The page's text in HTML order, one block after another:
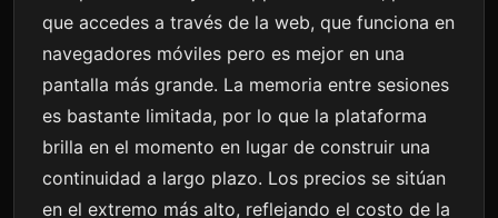
que accedes a través de la web, que funciona en
navegadores móviles pero es mejor en una
pantalla más grande. La memoria entre sesiones
es bastante limitada, por lo que la plataforma
brilla en el momento en lugar de construir una
continuidad a largo plazo. Los precios se sitúan
en el extremo más alto, reflejando el costo de la